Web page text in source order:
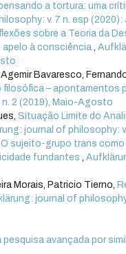
a tortura: uma
v. 7 n. esp
sobre a Teoria da
à consciência,
Bavaresco,
filosófica – apontamentos
n. 2 (2019), Maio-Agosto
Situação Limite do
journal of philosophy:
O sujeito-grupo trans
fundantes,
Morais, Patricio Tierno,
journal of
pesquisa avançada por